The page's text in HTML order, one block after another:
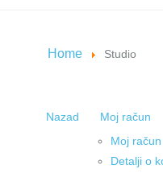
Home Studio
Nazad
Moj račun
Moj račun
Detalji o